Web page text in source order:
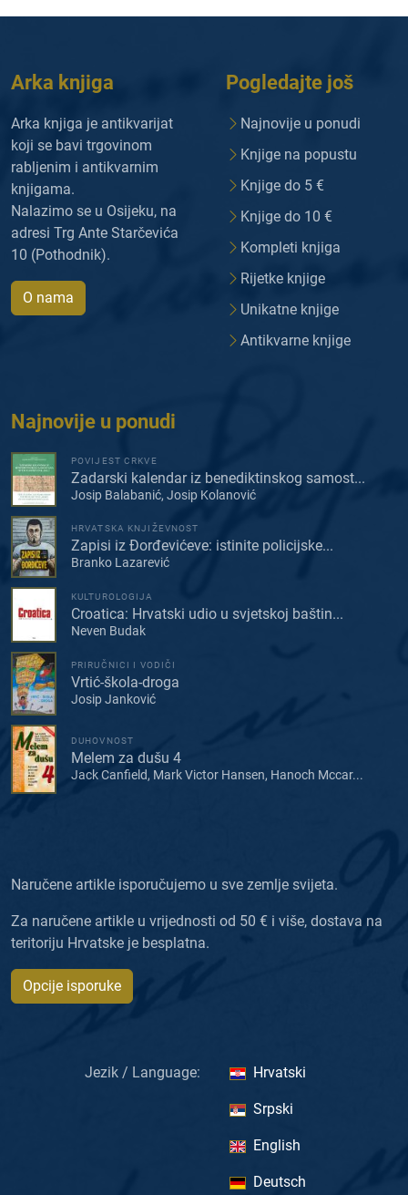
Arka knjiga
Arka knjiga je antikvarijat
koji se bavi trgovinom
rabljenim i antikvarnim
knjigama.
Nalazimo se u Osijeku, na
adresi Trg Ante Starčevića
10 (Pothodnik).
O nama
Pogledajte još
Najnovije u ponudi
Knjige na popustu
Knjige do 5 €
Knjige do 10 €
Kompleti knjiga
Rijetke knjige
Unikatne knjige
Antikvarne knjige
Najnovije u ponudi
POVIJEST CRKVE
Zadarski kalendar iz benediktinskog samost...
Josip Balabanić, Josip Kolanović
HRVATSKA KNJIŽEVNOST
Zapisi iz Đorđevićeve: istinite policijske...
Branko Lazarević
KULTUROLOGIJA
Croatica: Hrvatski udio u svjetskoj baštin...
Neven Budak
PRIRUČNICI I VODIČI
Vrtić-škola-droga
Josip Janković
DUHOVNOST
Melem za dušu 4
Jack Canfield, Mark Victor Hansen, Hanoch Mccar...
Naručene artikle isporučujemo u sve zemlje svijeta.
Za naručene artikle u vrijednosti od 50 € i više, dostava na
teritoriju Hrvatske je besplatna.
Opcije isporuke
Jezik / Language: Hrvatski
Srpski
English
Deutsch